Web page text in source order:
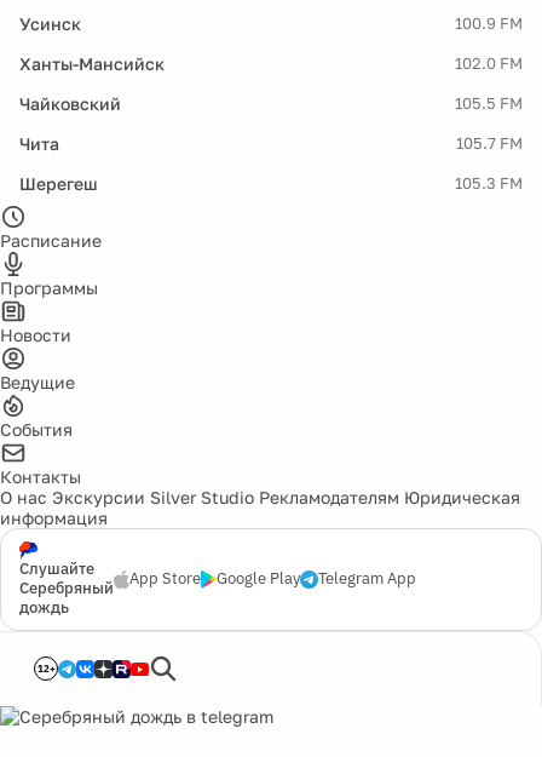
Усинск 100.9 FM
Ханты-Мансийск 102.0 FM
Чайковский 105.5 FM
Чита 105.7 FM
Шерегеш 105.3 FM
Расписание
Программы
Новости
Ведущие
События
Контакты
О нас Экскурсии Silver Studio Рекламодателям Юридическая
информация
Слушайте
Серебряный
дождь
App Store Google Play Telegram App
12+